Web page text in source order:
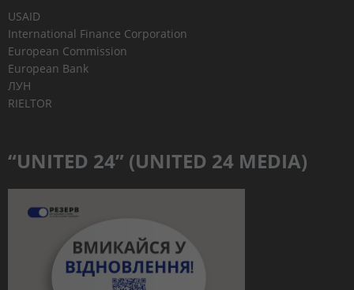
USAID
International Finance Corporation
European Commission
European Bank
ЛУН
RIELTOR
“UNITED 24” (UNITED 24 MEDIA)